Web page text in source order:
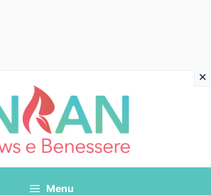
Menu